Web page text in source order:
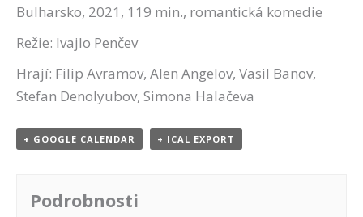
Bulharsko, 2021, 119 min., romantická komedie
Režie: Ivajlo Penčev
Hrají: Filip Avramov, Alen Angelov, Vasil Banov,
Stefan Denolyubov, Simona Halačeva
+ GOOGLE CALENDAR + ICAL EXPORT
Podrobnosti